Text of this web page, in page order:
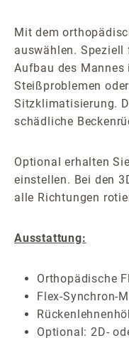
Mit dem
auswählen.
Aufbau des
Steißproblemen
Sitzklimatisierung.
schädliche
Optional erhalten
einstellen. Bei den
alle Richtungen
Ausstattung:
Orthopädische
Flex-Synchron-
Optional: 2D-